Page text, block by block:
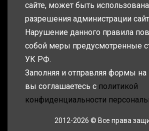
сайте, может быть
разрешения администрации
Нарушение данного правила
собой меры предусмотренные
УК РФ.
Заполняя и отправляя формы на
вы соглашаетесь с политикой
конфиденциальности
2012-2026 © Все права